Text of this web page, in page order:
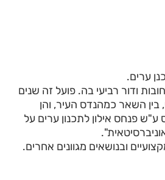
ערים.
ודור רביעי בה. פועל זה שנים
בין השאר כמהנדס העיר, והן
פנחס אילון לתכנון ערים על
ובנושאים מגוונים אחרים.